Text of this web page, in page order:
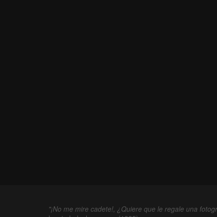
"¡No me mire cadete!, ¿Quiere que le regale una